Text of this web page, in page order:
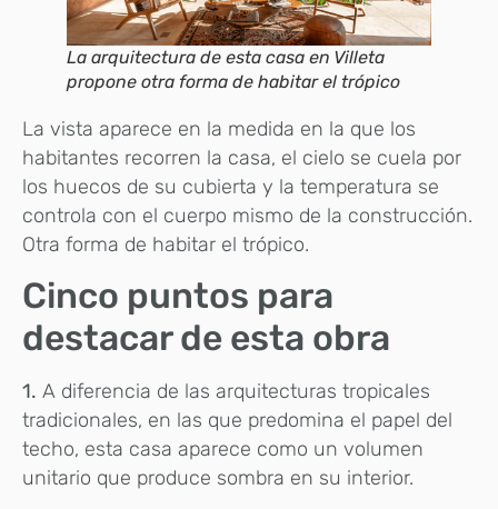
La arquitectura de esta casa en Villeta
propone otra forma de habitar el trópico
La vista aparece en la medida en la que los
habitantes recorren la casa, el cielo se cuela por
los huecos de su cubierta y la temperatura se
controla con el cuerpo mismo de la construcción.
Otra forma de habitar el trópico.
Cinco puntos para
destacar de esta obra
1. A diferencia de las arquitecturas tropicales
tradicionales, en las que predomina el papel del
techo, esta casa aparece como un volumen
unitario que produce sombra en su interior.